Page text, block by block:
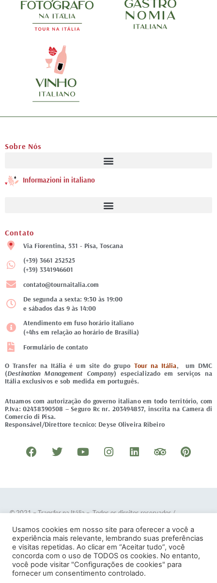
Sobre Nós
Informazioni in italiano
Contato
Via Fiorentina, 531 - Pisa, Toscana
(+39) 3661 252525
(+39) 3341946601
contato@tournaitalia.com
De segunda a sexta: 9:30 às 19:00
e sábados das 9 às 14:00
Atendimento em fuso horário italiano
(+4hs em relação ao horário de Brasília)
Formulário de contato
O Transfer na Itália é um site do grupo Tour na Itália, um DMC
(Destination Management Company) especializado em serviços na
Itália exclusivos e sob medida em português.
Atuamos com autorização do governo italiano em todo território, com
P.Iva: 02438390508 – Seguro Rc nr. 203494857, inscrita na Camera di
Comercio di Pisa.
Responsável/Direttore tecnico: Deyse Oliveira Ribeiro
F
a
e
o
k
T
w
t
e
r
Y
o
t
b
I
n
t
g
r
a
m
L
i
k
d
n
T
r
p
d
s
o
P
i
t
r
e
s
© 2021 – Transfer na Itália – Todos os direitos reservados/
Termos e Condições–Política de Privacidade
Usamos cookies em nosso site para oferecer a você a
experiência mais relevante, lembrando suas preferências
e visitas repetidas. Ao clicar em “Aceitar tudo”, você
concorda com o uso de TODOS os cookies. No entanto,
você pode visitar "Configurações de cookies" para
fornecer um consentimento controlado.